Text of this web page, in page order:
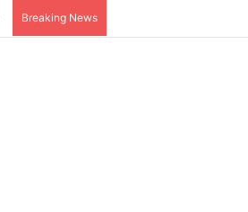
Breaking News